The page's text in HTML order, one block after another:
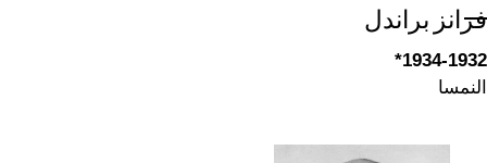
فرانز براندل
1934-1932*
النمسا